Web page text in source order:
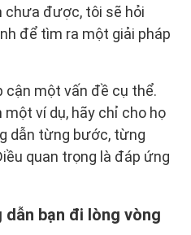
chưa được, tôi sẽ hỏi
để tìm ra một giải pháp
cận một vấn đề cụ thể.
ví dụ, hãy chỉ cho họ
dẫn từng bước, từng
quan trọng là đáp ứng
bạn đi lòng vòng